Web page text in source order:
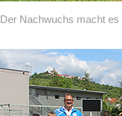
Der Nachwuchs macht es